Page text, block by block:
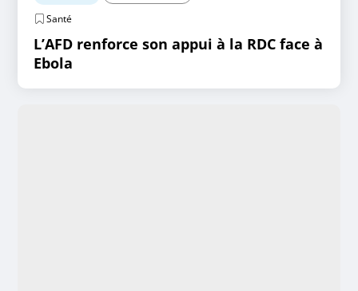
Santé
L’AFD renforce son appui à la RDC face à
Ebola